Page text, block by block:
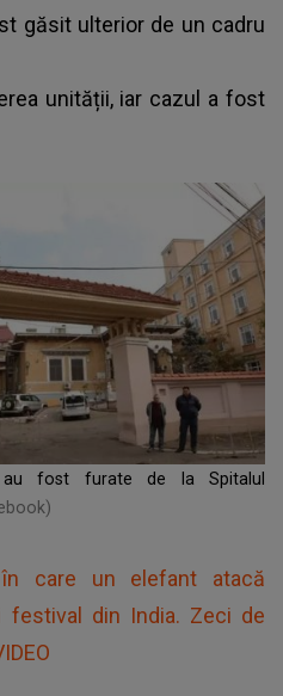
găsit ulterior de un cadru
unității, iar cazul a fost
au fost furate de la Spitalul
în care un elefant atacă
din India. Zeci de